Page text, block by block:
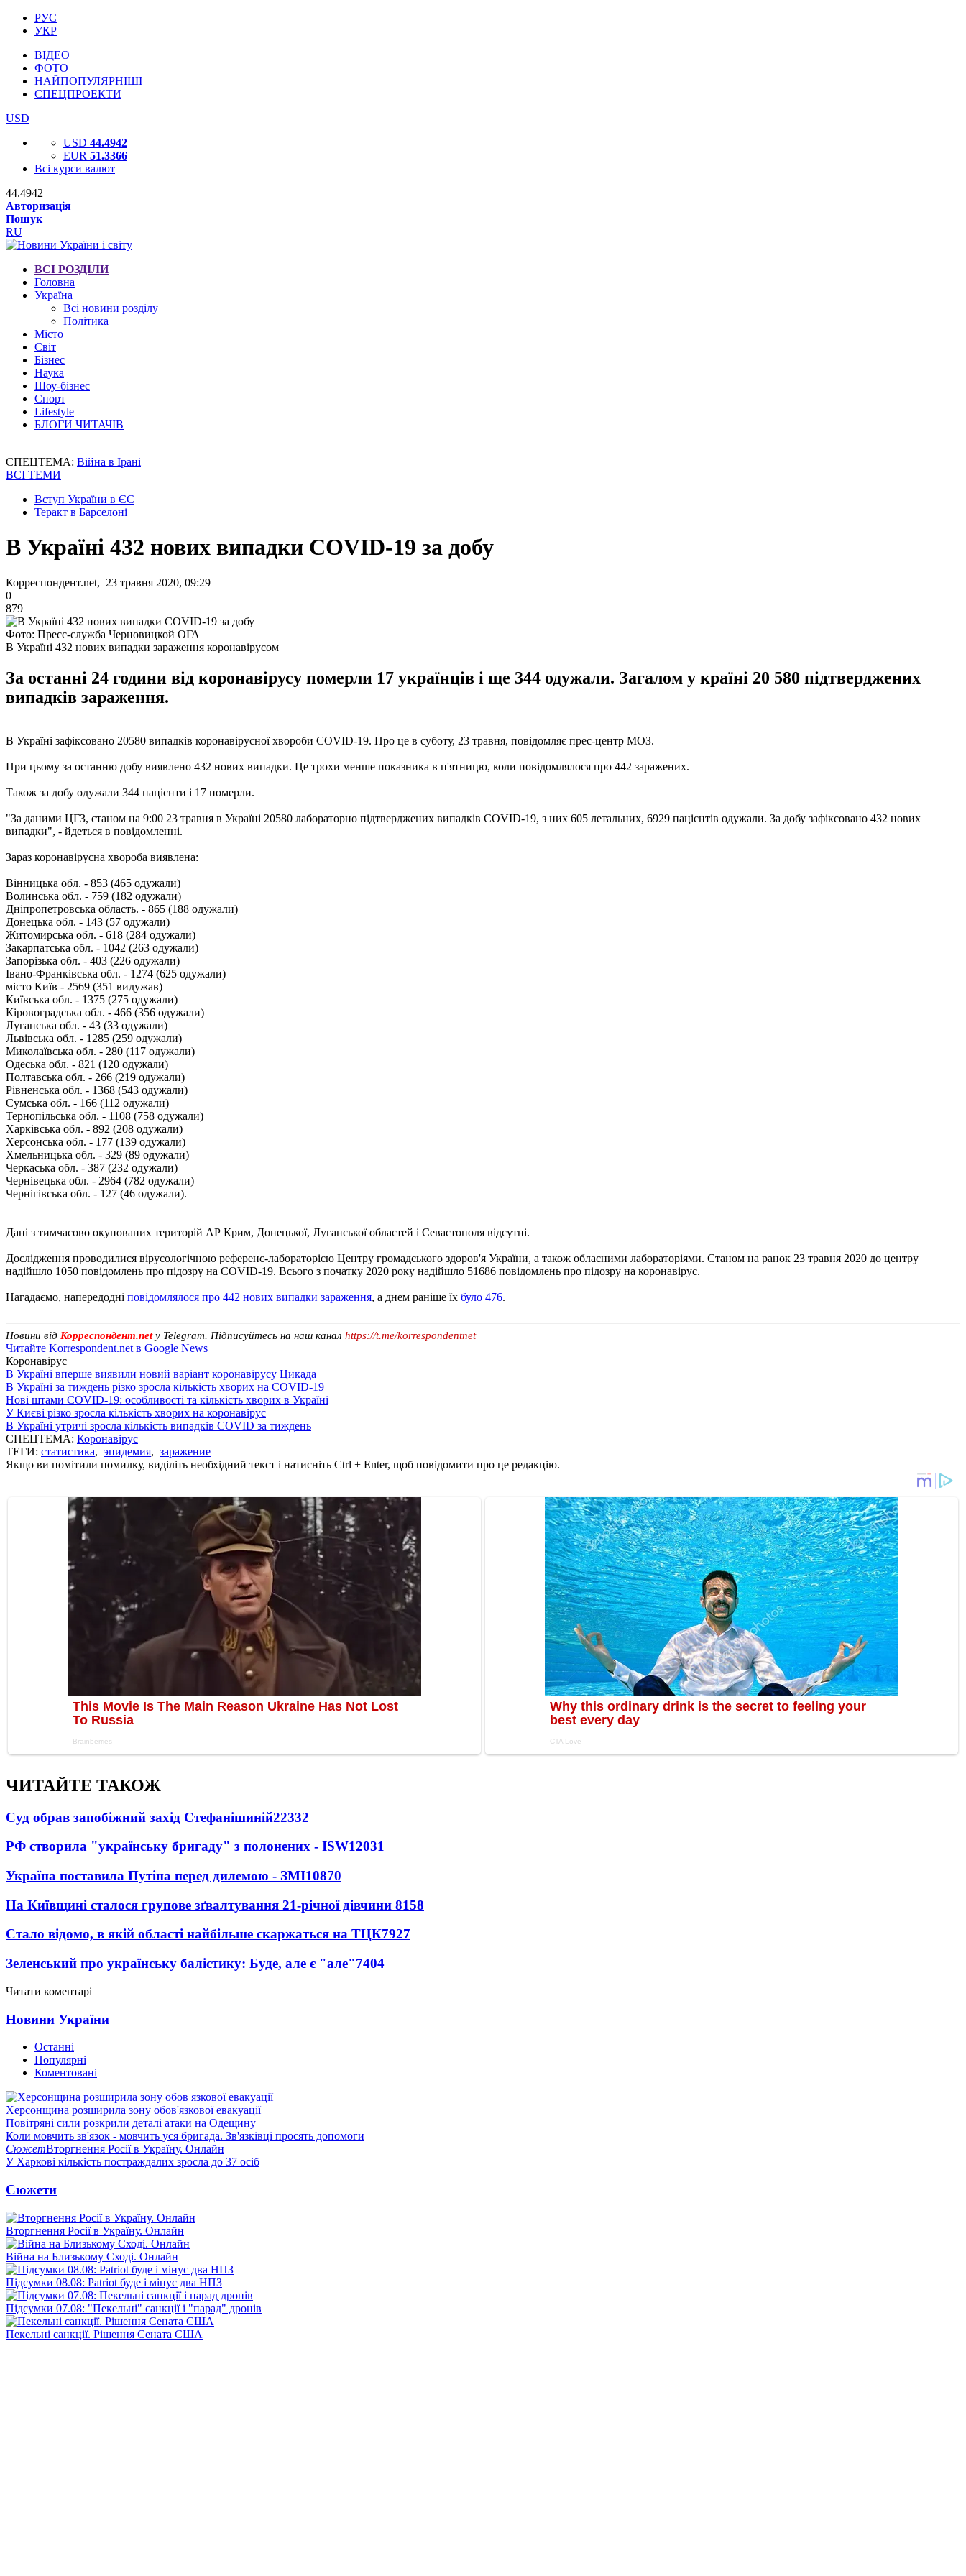
РУС
УКР
ВІДЕО
ФОТО
НАЙПОПУЛЯРНІШІ
СПЕЦПРОЕКТИ
USD
USD 44.4942
EUR 51.3366
Всі курси валют
44.4942
Авторизація
Пошук
RU
ВСІ РОЗДІЛИ
Головна
Україна
Всі новини розділу
Політика
Місто
Світ
Бізнес
Наука
Шоу-бізнес
Спорт
Lifestyle
БЛОГИ ЧИТАЧІВ
СПЕЦТЕМА: Війна в Ірані
ВСІ ТЕМИ
Вступ України в ЄС
Теракт в Барселоні
В Україні 432 нових випадки COVID-19 за добу
Корреспондент.net, 23 травня 2020, 09:29
0
879
Фото: Пресс-служба Черновицкой ОГА
В Україні 432 нових випадки зараження коронавірусом
За останні 24 години від коронавірусу померли 17 українців і ще 344 одужали. Загалом у країні 20 580 підтверджених
випадків зараження.
В Україні зафіксовано 20580 випадків коронавірусної хвороби COVID-19. Про це в суботу, 23 травня, повідомляє прес-центр МОЗ.
При цьому за останню добу виявлено 432 нових випадки. Це трохи менше показника в п'ятницю, коли повідомлялося про 442 заражених.
Також за добу одужали 344 пацієнти і 17 померли.
"За даними ЦГЗ, станом на 9:00 23 травня в Україні 20580 лабораторно підтверджених випадків COVID-19, з них 605 летальних, 6929 пацієнтів одужали. За добу зафіксовано 432 нових
випадки", - йдеться в повідомленні.
Зараз коронавірусна хвороба виявлена:
Вінницька обл. - 853 (465 одужали)
Волинська обл. - 759 (182 одужали)
Дніпропетровська область. - 865 (188 одужали)
Донецька обл. - 143 (57 одужали)
Житомирська обл. - 618 (284 одужали)
Закарпатська обл. - 1042 (263 одужали)
Запорізька обл. - 403 (226 одужали)
Івано-Франківська обл. - 1274 (625 одужали)
місто Київ - 2569 (351 видужав)
Київська обл. - 1375 (275 одужали)
Кіровоградська обл. - 466 (356 одужали)
Луганська обл. - 43 (33 одужали)
Львівська обл. - 1285 (259 одужали)
Миколаївська обл. - 280 (117 одужали)
Одеська обл. - 821 (120 одужали)
Полтавська обл. - 266 (219 одужали)
Рівненська обл. - 1368 (543 одужали)
Сумська обл. - 166 (112 одужали)
Тернопільська обл. - 1108 (758 одужали)
Харківська обл. - 892 (208 одужали)
Херсонська обл. - 177 (139 одужали)
Хмельницька обл. - 329 (89 одужали)
Черкаська обл. - 387 (232 одужали)
Чернівецька обл. - 2964 (782 одужали)
Чернігівська обл. - 127 (46 одужали).
Дані з тимчасово окупованих територій АР Крим, Донецької, Луганської областей і Севастополя відсутні.
Дослідження проводилися вірусологічною референс-лабораторією Центру громадського здоров'я України, а також обласними лабораторіями. Станом на ранок 23 травня 2020 до центру
надійшло 1050 повідомлень про підозру на COVID-19. Всього з початку 2020 року надійшло 51686 повідомлень про підозру на коронавірус.
Нагадаємо, напередодні повідомлялося про 442 нових випадки зараження, а днем раніше їх було 476.
Новини від Корреспондент.netу Telegram. Підписуйтесь на наш канал https://t.me/korrespondentnet
Читайте Korrespondent.net в Google News
Коронавірус
В Україні вперше виявили новий варіант коронавірусу Цикада
В Україні за тиждень різко зросла кількість хворих на COVID-19
Нові штами COVID-19: особливості та кількість хворих в Україні
У Києві різко зросла кількість хворих на коронавірус
В Україні утричі зросла кількість випадків COVID за тиждень
СПЕЦТЕМА: Коронавірус
ТЕГИ: статистика, эпидемия, заражение
Якщо ви помітили помилку, виділіть необхідний текст і натисніть Ctrl + Enter, щоб повідомити про це редакцію.
ЧИТАЙТЕ ТАКОЖ
Суд обрав запобіжний захід Стефанішиній22332
РФ створила "українську бригаду" з полонених - ISW12031
Україна поставила Путіна перед дилемою - ЗМІ10870
На Київщині сталося групове зґвалтування 21-річної дівчини 8158
Стало відомо, в якій області найбільше скаржаться на ТЦК7927
Зеленський про українську балістику: Буде, але є "але"7404
Читати коментарі
Новини України
Останні
Популярні
Коментовані
Херсонщина розширила зону обов'язкової евакуації
Повітряні сили розкрили деталі атаки на Одещину
Коли мовчить зв'язок - мовчить уся бригада. Зв'язківці просять допомоги
СюжетВторгнення Росії в Україну. Онлайн
У Харкові кількість постраждалих зросла до 37 осіб
Сюжети
Вторгнення Росії в Україну. Онлайн
Війна на Близькому Сході. Онлайн
Підсумки 08.08: Patriot буде і мінус два НПЗ
Підсумки 07.08: "Пекельні" санкції і "парад" дронів
Пекельні санкції. Рішення Сената США